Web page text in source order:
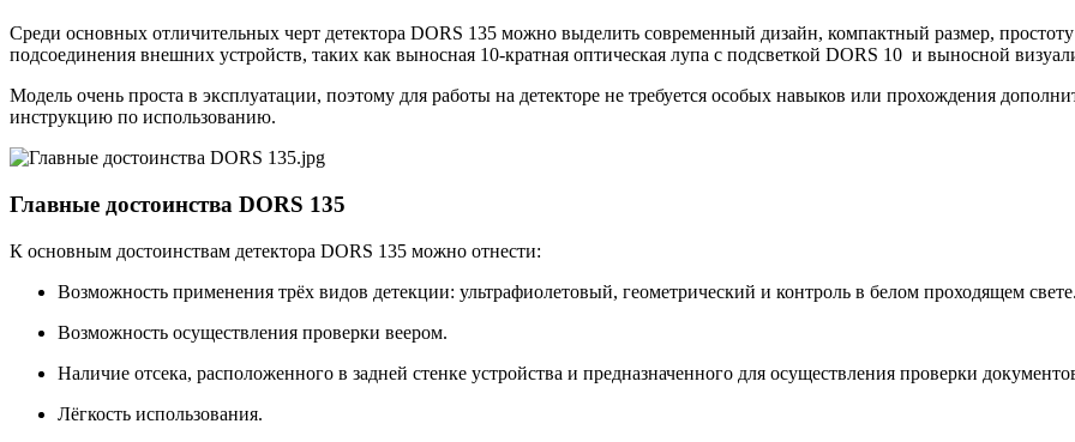
Среди основных отличительных черт детектора DORS 135 можно выделить современный дизайн, компактный размер,
подсоединения внешних устройств, таких как выносная 10-кратная оптическая лупа с подсветкой DORS 10 и выносной
Модель очень проста в эксплуатации, поэтому для работы на детекторе не требуется особых навыков или прохождения
инструкцию по использованию.
Главные достоинства DORS 135
К основным достоинствам детектора DORS 135 можно отнести:
Возможность применения трёх видов детекции: ультрафиолетовый, геометрический и контроль в белом проходящем
Возможность осуществления проверки веером.
Наличие отсека, расположенного в задней стенке устройства и предназначенного для осуществления проверки
Лёгкость использования.